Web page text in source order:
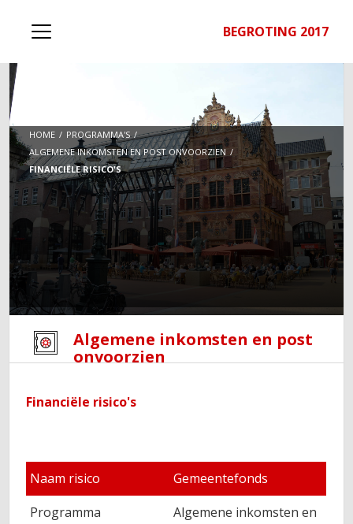
BEGROTING 2017
HOME
PROGRAMMA'S
ALGEMENE INKOMSTEN EN POST ONVOORZIEN
FINANCIËLE RISICO'S
Algemene inkomsten en post
onvoorzien
Financiële risico's
Naam risico
Gemeentefonds
Programma
Algemene inkomsten en